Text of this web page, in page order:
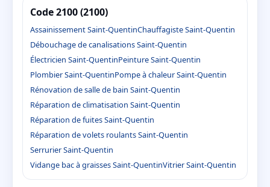
Code 2100 (2100)
Assainissement Saint-QuentinChauffagiste Saint-Quentin
Débouchage de canalisations Saint-Quentin
Électricien Saint-QuentinPeinture Saint-Quentin
Plombier Saint-QuentinPompe à chaleur Saint-Quentin
Rénovation de salle de bain Saint-Quentin
Réparation de climatisation Saint-Quentin
Réparation de fuites Saint-Quentin
Réparation de volets roulants Saint-Quentin
Serrurier Saint-Quentin
Vidange bac à graisses Saint-QuentinVitrier Saint-Quentin